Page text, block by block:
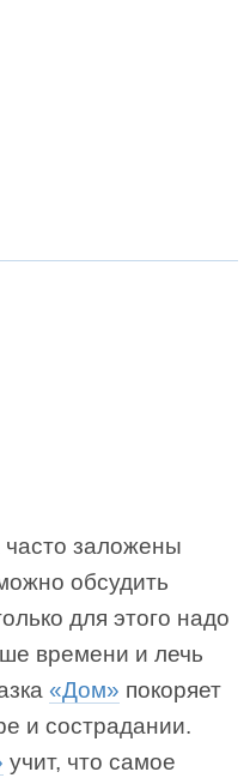
часто заложены
обсудить
для этого надо
времени и лечь
«Дом» покоряет
и сострадании.
учит, что самое